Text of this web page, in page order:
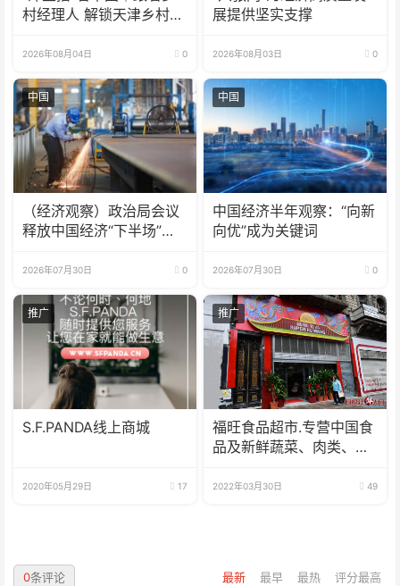
村经理人 解锁天津乡村振
2026年08月04日 0
展提供坚实支撑
2026年08月03日 0
中国
（经济观察）政治局会议
释放中国经济“下半场”三
2026年07月30日 0
中国
中国经济半年观察：“向新
向优”成为关键词
2026年07月30日 0
推广
S.F.PANDA线上商城
2020年05月29日 17
推广
福旺食品超市.专营中国食
品及新鲜蔬菜、肉类、
2022年03月30日 49
最新 最早 最热 评分最高
0条评论